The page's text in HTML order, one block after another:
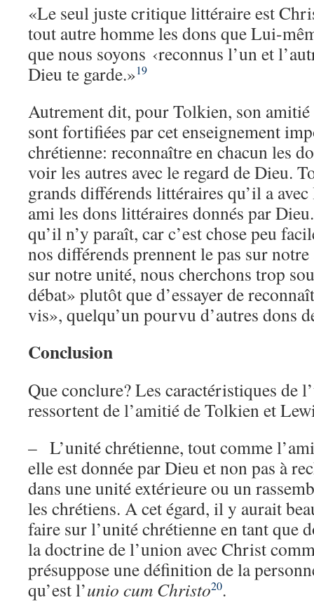
«Le seul juste critique littéraire est
tout autre homme les dons que Lui-
que nous soyons ‹reconnus l’un et
Dieu te garde.»19
Autrement dit, pour Tolkien, son
sont fortifiées par cet enseignement
chrétienne: reconnaître en chacun les
voir les autres avec le regard de Dieu.
grands différends littéraires qu’il a
ami les dons littéraires donnés par
qu’il n’y paraît, car c’est chose peu
nos différends prennent le pas sur
sur notre unité, nous cherchons trop
débat» plutôt que d’essayer de
vis», quelqu’un pourvu d’autres dons
Conclusion
Que conclure? Les caractéristiques de
ressortent de l’amitié de Tolkien et
– L’unité chrétienne, tout comme
elle est donnée par Dieu et non pas à
dans une unité extérieure ou un
les chrétiens. A cet égard, il y aurait
faire sur l’unité chrétienne en tant que
la doctrine de l’union avec Christ
présuppose une définition de la
qu’est l’unio cum Christo20.